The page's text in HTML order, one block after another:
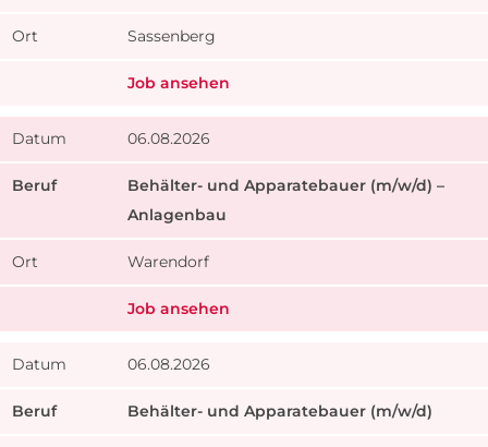
Sassenberg
Job ansehen
06.08.2026
Behälter- und Apparatebauer (m/w/d) –
Anlagenbau
Warendorf
Job ansehen
06.08.2026
Behälter- und Apparatebauer (m/w/d)